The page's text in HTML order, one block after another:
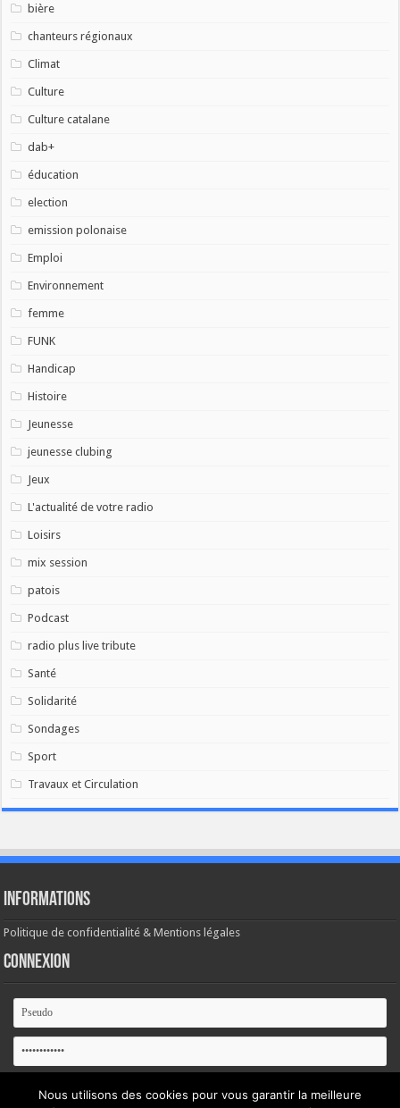
bière
chanteurs régionaux
Climat
Culture
Culture catalane
dab+
éducation
election
emission polonaise
Emploi
Environnement
femme
FUNK
Handicap
Histoire
Jeunesse
jeunesse clubing
Jeux
L'actualité de votre radio
Loisirs
mix session
patois
Podcast
radio plus live tribute
Santé
Solidarité
Sondages
Sport
Travaux et Circulation
Informations
Politique de confidentialité & Mentions légales
Connexion
Se souvenir de moi
Nous utilisons des cookies pour vous garantir la meilleure